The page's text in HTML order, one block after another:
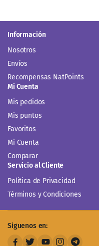
Información
Nosotros
Envíos
Recompensas NatPoints
Mi Cuenta
Mis pedidos
Mis puntos
Favoritos
Mi Cuenta
Comparar
Servicio al Cliente
Politica de Privacidad
Términos y Condiciones
Siguenos en: